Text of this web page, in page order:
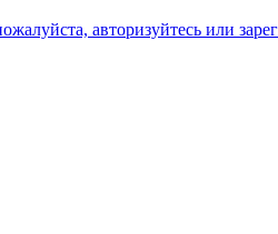
авторизуйтесь или